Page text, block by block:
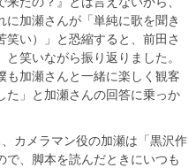
加瀬さんが「単純に歌を聞き
い）」と恐縮すると、前田さ
笑いながら振り返りました。
も加瀬さんと一緒に楽しく観客
た」と加瀬さんの回答に乗っか
カメラマン役の加瀬は「黒沢作
、脚本を読んだときにいつも